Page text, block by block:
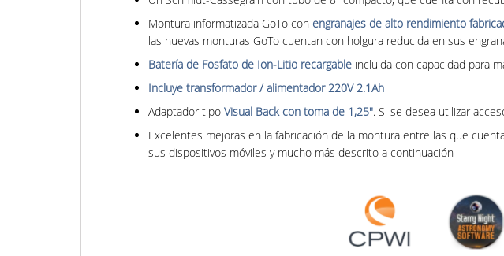
Montura informatizada GoTo con engranajes de alto rendimiento
las nuevas monturas GoTo cuentan con holgura reducida en sus
Batería de Fosfato de Ion-Litio recargable incluida con capacidad para
Incluye transformador / alimentador 220V 2.1Ah
Adaptador tipo Visual Back con toma de 1,25". Si se desea utilizar
Excelentes mejoras en la fabricación de la montura entre las que
sus dispositivos móviles y mucho más descrito a continuación